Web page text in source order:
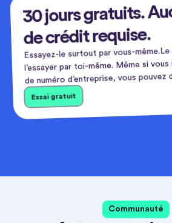
30 jours gratuits.
de crédit requise.
Essayez-le surtout par vous-même.Le
l’essayer par toi-même. Même si vous
de numéro d’entreprise, vous pouvez
Essai gratuit
Communauté